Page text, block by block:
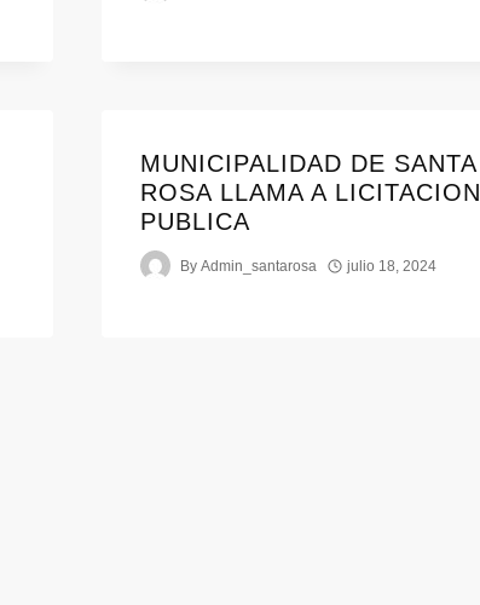
MUNICIPALIDAD DE SANTA
ROSA LLAMA A LICITACION
PUBLICA
By Admin_santarosa julio 18, 2024